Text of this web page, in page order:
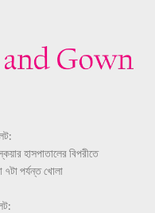
হাসপাতালের বিপরীতে
৭টা পর্যন্ত খোলা